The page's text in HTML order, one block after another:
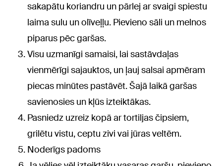
sakapātu koriandru un pārlej ar svaigi spiestu
laima sulu un olīveļļu. Pievieno sāli un melnos
piparus pēc garšas.
Visu uzmanīgi samaisi, lai sastāvdaļas
vienmērīgi sajauktos, un ļauj salsai apmēram
piecas minūtes pastāvēt. Šajā laikā garšas
savienosies un kļūs izteiktākas.
Pasniedz uzreiz kopā ar tortiljas čipsiem,
grilētu vistu, ceptu zivi vai jūras veltēm.
Noderīgs padoms